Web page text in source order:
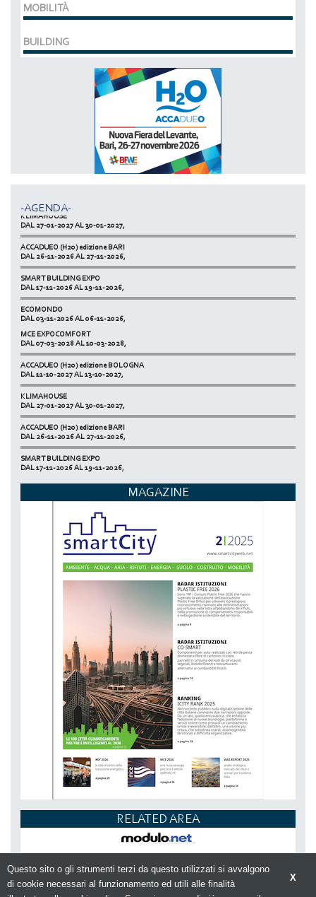
MOBILITÀ
BUILDING
-AGENDA-
DAL 07-03-2028 AL 10-03-2028,
KLIMAHOUSE
DAL 27-01-2027 AL 30-01-2027,
ACCADUEO (H20) edizione BARI
DAL 26-11-2026 AL 27-11-2026,
SMART BUILDING EXPO
DAL 17-11-2026 AL 19-11-2026,
ECOMONDO
DAL 03-11-2026 AL 06-11-2026,
NETZERO MILAN - EXPO SUMMIT
DAL 20-10-2026 AL 22-10-2026,
MCE EXPOCOMFORT
DAL 07-03-2028 AL 10-03-2028,
ACCADUEO (H20) edizione BOLOGNA
DAL 11-10-2027 AL 13-10-2027,
KLIMAHOUSE
DAL 27-01-2027 AL 30-01-2027,
ACCADUEO (H20) edizione BARI
DAL 26-11-2026 AL 27-11-2026,
SMART BUILDING EXPO
DAL 17-11-2026 AL 19-11-2026,
ECOMONDO
NETZERO MILAN - EXPO SUMMIT
DAL 20-10-2026 AL 22-10-2026,
MAGAZINE
RELATED AREA
X
Questo sito o gli strumenti terzi da questo utilizzati si avvalgono
di cookie necessari al funzionamento ed utili alle finalità